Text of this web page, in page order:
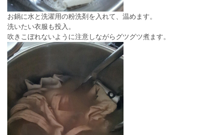
お鍋に水と洗濯用の粉洗剤を入れて、温めます。
洗いたい衣服も投入。
吹きこぼれないように注意しながらグツグツ煮ます。